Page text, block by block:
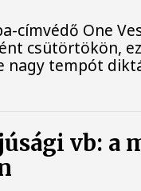
címvédő One
csütörtökön,
nagy tempót
vb: a